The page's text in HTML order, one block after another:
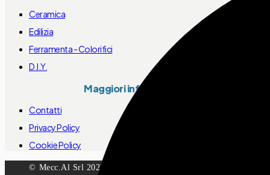
Ceramica
Edilizia
Ferramenta - Colorifici
D.I.Y.
Maggiori informazioni
Contatti
Privacy Policy
Cookie Policy
© Mecc.Al Srl 2025 – C.F. e Partita IVA 01124630417 –